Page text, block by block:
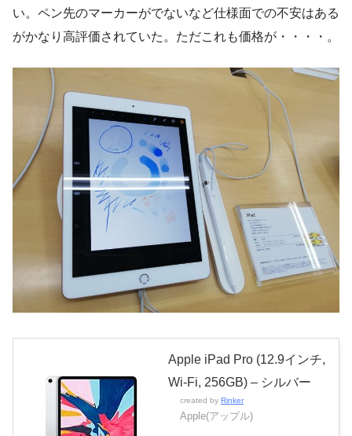
い。ペン先のマーカーがでないなど仕様面での不安はある
がかなり高評価されていた。ただこれも価格が・・・・。
Apple iPad Pro (12.9インチ,
Wi-Fi, 256GB) – シルバー
created by Rinker
Apple(アップル)